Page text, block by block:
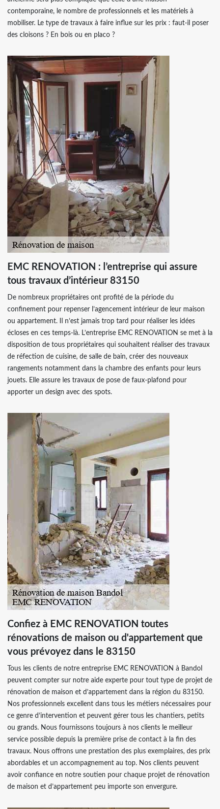
contemporaine, le nombre de professionnels et les matériels à
mobiliser. Le type de travaux à faire influe sur les prix : faut-il poser
des cloisons ? En bois ou en placo ?
EMC RENOVATION : l’entreprise qui assure
tous travaux d’intérieur 83150
De nombreux propriétaires ont profité de la période du
confinement pour repenser l’agencement intérieur de leur maison
ou appartement. Il n’est jamais trop tard pour réaliser les idées
écloses en ces temps-là. L’entreprise EMC RENOVATION se met à la
disposition de tous propriétaires qui souhaitent réaliser des travaux
de réfection de cuisine, de salle de bain, créer des nouveaux
rangements notamment dans la chambre des enfants pour leurs
jouets. Elle assure les travaux de pose de faux-plafond pour
apporter un design avec des spots.
Confiez à EMC RENOVATION toutes
rénovations de maison ou d'appartement que
vous prévoyez dans le 83150
Tous les clients de notre entreprise EMC RENOVATION à Bandol
peuvent compter sur notre aide experte pour tout type de projet de
rénovation de maison et d’appartement dans la région du 83150.
Nos professionnels excellent dans tous les métiers nécessaires pour
ce genre d’intervention et peuvent gérer tous les chantiers, petits
ou grands. Nous fournissons toujours à nos clients le meilleur
service possible depuis la première prise de contact à la fin des
travaux. Nous offrons une prestation des plus exemplaires, des prix
abordables et un accompagnement au top. Nos clients peuvent
avoir confiance en notre soutien pour chaque projet de rénovation
de maison et d’appartement peu importe son envergure.